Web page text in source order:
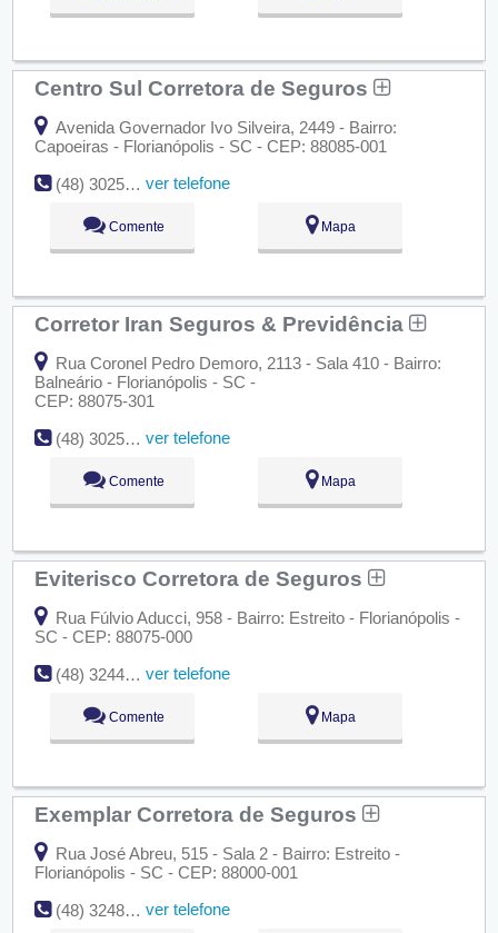
Centro Sul Corretora de Seguros
Avenida Governador Ivo Silveira, 2449 - Bairro:
Capoeiras - Florianópolis - SC - CEP: 88085-001
(48) 3025-3747
ver telefone
Comente Mapa
Corretor Iran Seguros & Previdência
Rua Coronel Pedro Demoro, 2113 - Sala 410 - Bairro:
Balneário - Florianópolis - SC -
CEP: 88075-301
(48) 3025-5553
ver telefone
Comente Mapa
Eviterisco Corretora de Seguros
Rua Fúlvio Aducci, 958 - Bairro: Estreito - Florianópolis -
SC - CEP: 88075-000
(48) 3244-2030
ver telefone
Comente Mapa
Exemplar Corretora de Seguros
Rua José Abreu, 515 - Sala 2 - Bairro: Estreito -
Florianópolis - SC - CEP: 88000-001
(48) 3248-5100
ver telefone